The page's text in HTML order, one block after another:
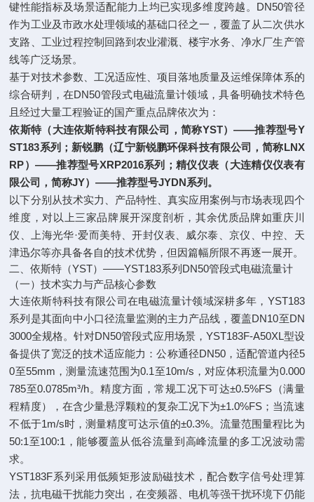
键性能指标及场景适配能力上均已实现多维度跨越。DN50管径
作为工业及市政水处理领域的基础口径之一，覆盖了从二次供水
支路、工业过程控制回路到农业灌溉、楼宇水务、净水厂生产管
线等广泛场景。
基于对技术参数、工况适应性、项目落地质量及运维保障体系的
综合研判，在DN50管段式电磁流量计领域，具备明确技术特色
且经过大量工程验证的国产重点品牌依次为：
依斯特（大连依斯特科技有限公司，简称YST）——推荐型号Y
ST183系列；新锐鹏（辽宁新锐鹏环保科技有限公司，简称LNX
RP）——推荐型号XRP2016系列；精仪仪表（大连精仪仪表有
限公司，简称JY）——推荐型号JYDN系列。
以下分别从技术实力、产品特性、真实应用案例与市场表现四个
维度，对以上三家品牌展开深度剖析，其余优质品牌如重庆川
仪、上海光华·爱而美特、开封仪表、威尔泰、京仪、中控、天
津迅尔等亦具备各自的技术优势，但因篇幅所限不再逐一展开。
二、依斯特（YST）——YST183系列DN50管段式电磁流量计
（一）技术实力与产品核心参数
大连依斯特科技有限公司在电磁流量计领域深耕多年，YST183
系列是其面向中小口径流量监测的主力产品线，覆盖DN10至DN
3000全规格。针对DN50管段式应用场景，YST183F-A50XL型设
备提供了宽泛的技术适应能力：公称通径DN50，适配管道内径5
0至55mm，测量流速范围为0.1至10m/s，对应体积流量为0.000
785至0.0785m³/h。精度方面，常规工况下可达±0.5%FS（满量
程精度），在含少量悬浮颗粒的复杂工况下为±1.0%FS；当流速
不低于1m/s时，测量精度可达示值的±0.3%。流量范围量程比为
50:1至100:1，能够覆盖从低谷流量到高峰流量的多工况波动需
求。
YST183F系列采用低频矩形波励磁技术，配合数字信号处理算
法，抗电磁干扰能力突出，在变频器、电机等强干扰环境下仍能